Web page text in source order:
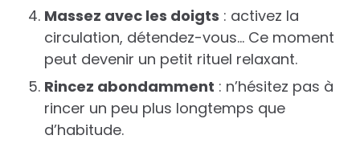
Massez avec les doigts : activez la
circulation, détendez-vous… Ce moment
peut devenir un petit rituel relaxant.
Rincez abondamment : n’hésitez pas à
rincer un peu plus longtemps que
d’habitude.